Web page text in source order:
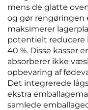
mens de glatte
og gør rengøringen
maksimerer
potentielt reducere
40 %. Disse kasser
absorberer ikke
opbevaring af
Det integrerede
ekstra
samlede